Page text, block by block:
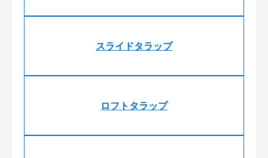
スライドタラップ
ロフトタラップ